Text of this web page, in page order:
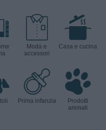
Moda e
accessori
Casa e cucina
Prima infanzia
Prodotti
animali